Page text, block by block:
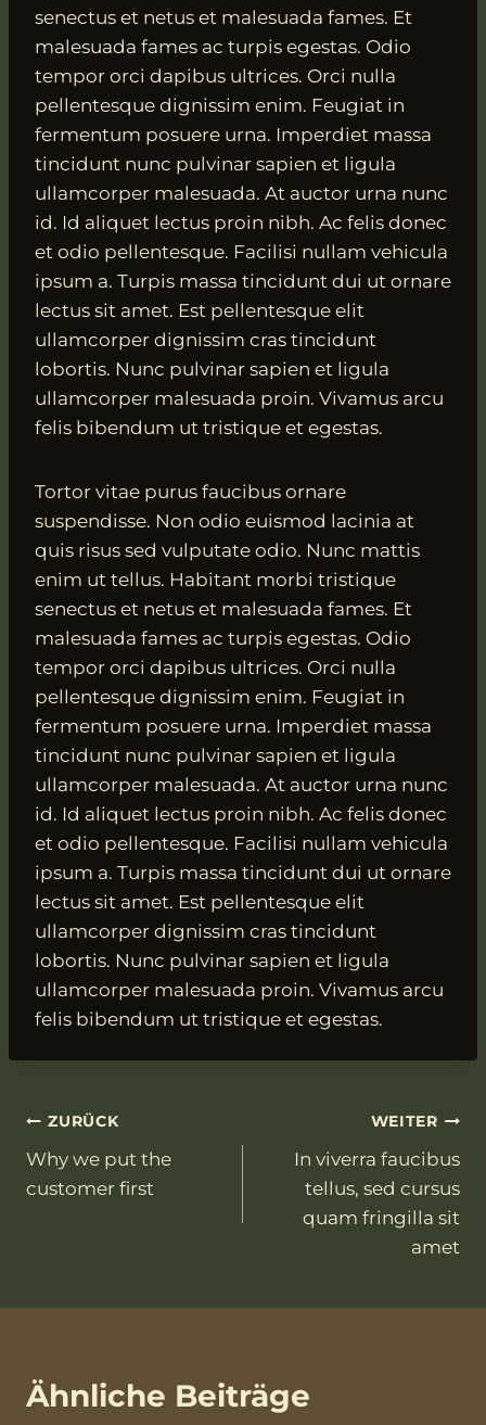
senectus et netus et malesuada fames. Et
malesuada fames ac turpis egestas. Odio
tempor orci dapibus ultrices. Orci nulla
pellentesque dignissim enim. Feugiat in
fermentum posuere urna. Imperdiet massa
tincidunt nunc pulvinar sapien et ligula
ullamcorper malesuada. At auctor urna nunc
id. Id aliquet lectus proin nibh. Ac felis donec
et odio pellentesque. Facilisi nullam vehicula
ipsum a. Turpis massa tincidunt dui ut ornare
lectus sit amet. Est pellentesque elit
ullamcorper dignissim cras tincidunt
lobortis. Nunc pulvinar sapien et ligula
ullamcorper malesuada proin. Vivamus arcu
felis bibendum ut tristique et egestas.
Tortor vitae purus faucibus ornare
suspendisse. Non odio euismod lacinia at
quis risus sed vulputate odio. Nunc mattis
enim ut tellus. Habitant morbi tristique
senectus et netus et malesuada fames. Et
malesuada fames ac turpis egestas. Odio
tempor orci dapibus ultrices. Orci nulla
pellentesque dignissim enim. Feugiat in
fermentum posuere urna. Imperdiet massa
tincidunt nunc pulvinar sapien et ligula
ullamcorper malesuada. At auctor urna nunc
id. Id aliquet lectus proin nibh. Ac felis donec
et odio pellentesque. Facilisi nullam vehicula
ipsum a. Turpis massa tincidunt dui ut ornare
lectus sit amet. Est pellentesque elit
ullamcorper dignissim cras tincidunt
lobortis. Nunc pulvinar sapien et ligula
ullamcorper malesuada proin. Vivamus arcu
felis bibendum ut tristique et egestas.
Beitragsnavigation
ZURÜCK
Why we put the
customer first
WEITER
In viverra faucibus
tellus, sed cursus
quam fringilla sit
amet
Ähnliche Beiträge